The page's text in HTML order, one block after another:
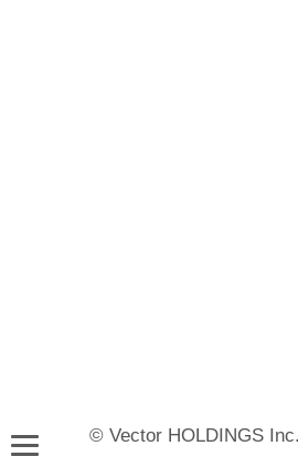
© Vector HOLDINGS